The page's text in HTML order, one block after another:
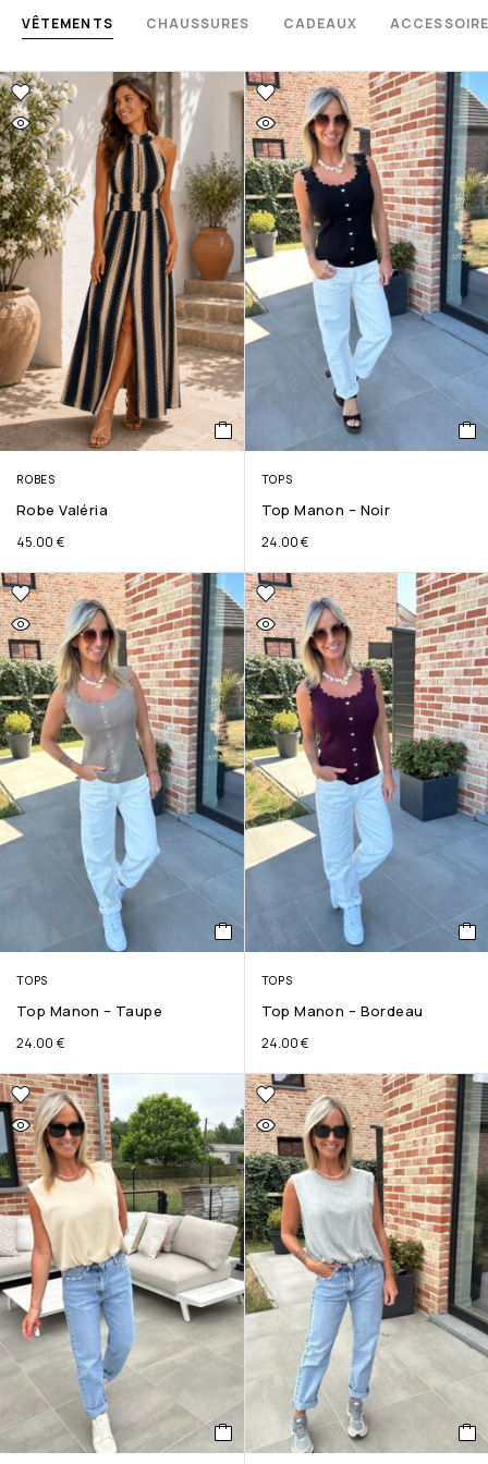
VÊTEMENTS CHAUSSURES CADEAUX
ROBES
Robe Valéria
45.00 €
TOPS
Top Manon – Noir
24.00€
TOPS
Top Manon – Taupe
24.00 €
TOPS
Top Manon – Bordeau
24.00€